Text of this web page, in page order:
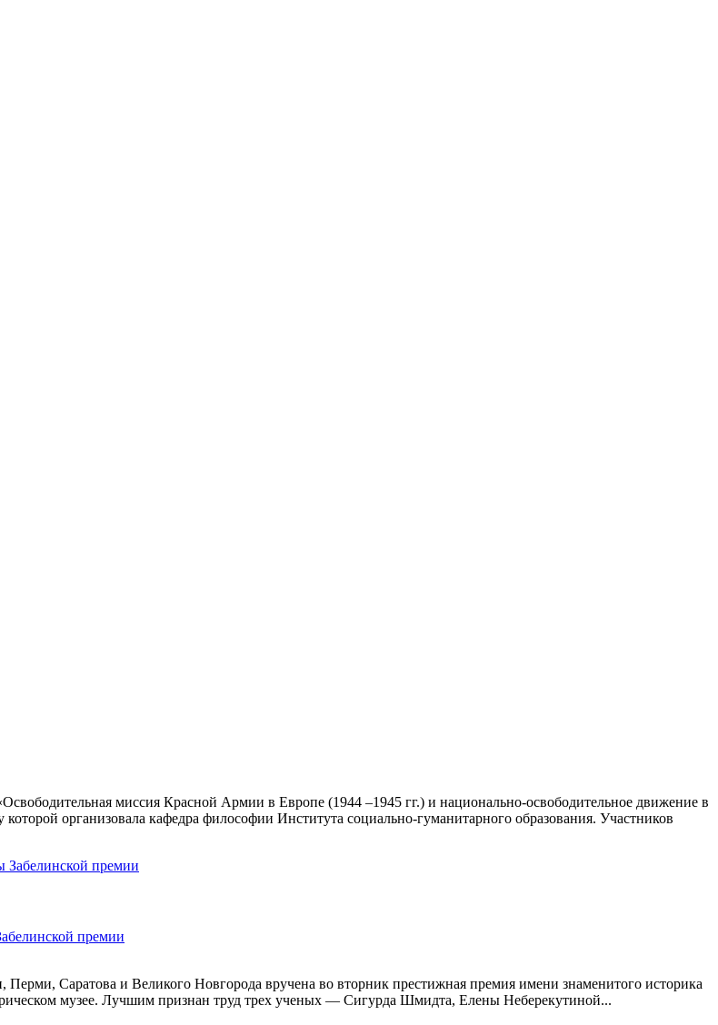
миссия Красной Армии в Европе (1944 –1945 гг.) и национально-освободительное движение в
организовала кафедра философии Института социально-гуманитарного образования. Участников
премии
Саратова и Великого Новгорода вручена во вторник престижная премия имени знаменитого историка
музее. Лучшим признан труд трех ученых — Сигурда Шмидта, Елены Неберекутиной...